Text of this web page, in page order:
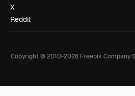
X
Reddit
Copyright © 2010-2026Freepik Company